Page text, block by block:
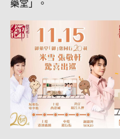
藥堂」。